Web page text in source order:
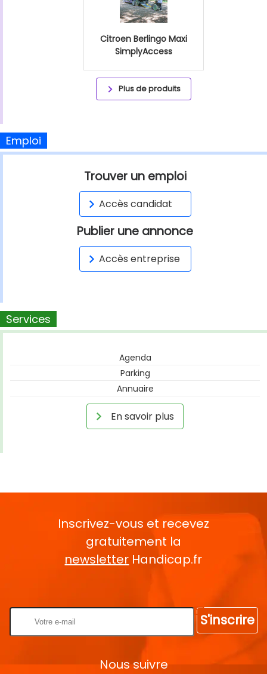
Citroen Berlingo Maxi
SimplyAccess
Plus de produits
Emploi
Trouver un emploi
Accès candidat
Publier une annonce
Accès entreprise
Services
Agenda
Parking
Annuaire
En savoir plus
Inscrivez-vous et recevez
gratuitement la
newsletter Handicap.fr
S'inscrire
Nous suivre